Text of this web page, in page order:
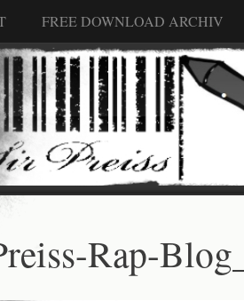
FREE DOWNLOAD ARCHIV
Rap-